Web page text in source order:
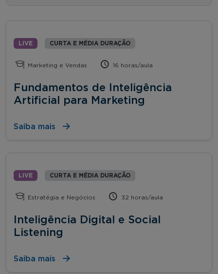
LIVE CURTA E MÉDIA DURAÇÃO
Marketing e Vendas 16 horas/aula
Fundamentos de Inteligência
Artificial para Marketing
Saiba mais
LIVE CURTA E MÉDIA DURAÇÃO
Estratégia e Negócios 32 horas/aula
Inteligência Digital e Social
Listening
Saiba mais